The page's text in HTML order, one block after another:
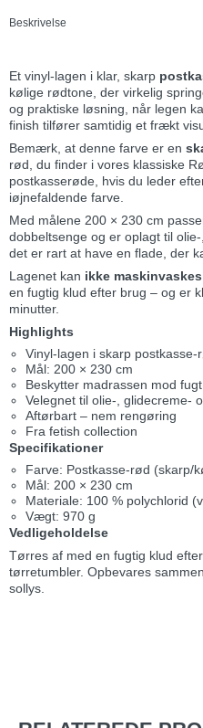
Beskrivelse
Et vinyl-lagen i klar, skarp
kølige rødtone, der virkelig
og praktiske løsning, når legen
finish tilfører samtidig et frækt
Bemærk, at denne farve er en
rød, du finder i vores klassiske
postkasserøde, hvis du leder
iøjnefaldende farve.
Med målene 200 × 230 cm
dobbeltsenge og er oplagt til
det er rart at have en flade, der
Lagenet kan ikke maskinvaskes
en fugtig klud efter brug – og er
minutter.
Highlights
Vinyl-lagen i skarp postkasse-
Mål: 200 × 230 cm
Beskytter madrassen mod
Velegnet til olie-, glidecreme-
Aftørbart – nem rengøring
Fra fetish collection
Specifikationer
Farve: Postkasse-rød (skarp/
Mål: 200 × 230 cm
Materiale: 100 % polychlorid
Vægt: 970 g
Vedligeholdelse
Tørres af med en fugtig klud
tørretumbler. Opbevares
sollys.